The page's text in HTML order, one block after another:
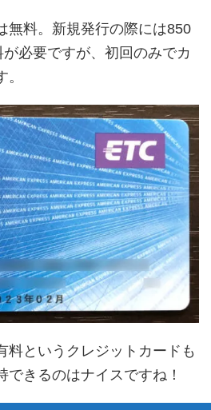
無料。新規発行の際には850
必要ですが、初回のみでカ
料というクレジットカードも
できるのはナイスですね！